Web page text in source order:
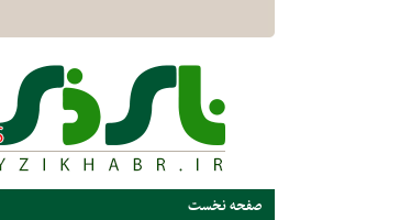
صفحه نخست